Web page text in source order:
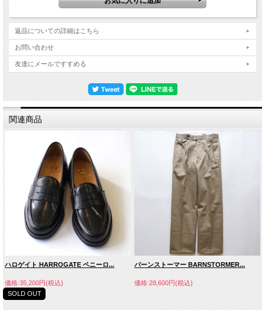
※サイズは目安です。縫製品のため個体差がございます。
返品についての詳細はこちら
お問い合わせ
友達にメールですすめる
関連商品
ハロゲイト HARROGATE ペニーロ...
価格:35,200円(税込)
SOLD OUT
バーンストーマー BARNSTORMER...
価格:28,600円(税込)